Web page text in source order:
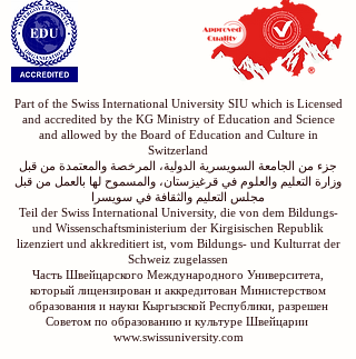
Part of the Swiss International University SIU which is Licensed
and accredited by the KG Ministry of Education and Science
and allowed by the Board of Education and Culture in
Switzerland
جزء من الجامعة السويسرية الدولية، المرخصة والمعتمدة من قبل
وزارة التعليم والعلوم في قرغيزستان، والمسموح لها بالعمل من قبل
مجلس التعليم والثقافة في سويسرا
Teil der Swiss International University, die von dem Bildungs-
und Wissenschaftsministerium der Kirgisischen Republik
lizenziert und akkreditiert ist, vom Bildungs- und Kulturrat der
Schweiz zugelassen
Часть Швейцарского Международного Университета,
который лицензирован и аккредитован Министерством
образования и науки Кыргызской Республики, разрешен
Советом по образованию и культуре Швейцарии
www.swissuniversity.com